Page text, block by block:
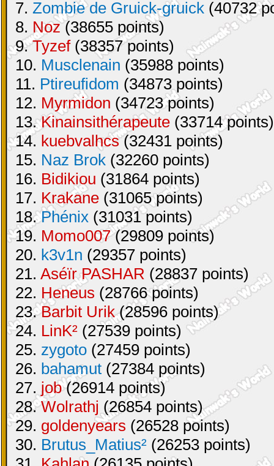
7. Zombie de Gruick-gruick (40732
8. Noz(38655 points)
9.Tyzef(38357 points)
10. Musclenain (35988 points)
11. Ptireufidom (34873 points)
12. Myrmidon (34723 points)
13.Kinainsithérapeute (33714 points)
14. kuebvalhcs(32431 points)
15. Naz Brok (32260 points)
16. Bidikiou (31864 points)
17. Krakane (31065 points)
18.Phénix (31031 points)
19. Momo007(29809 points)
20. k3v1n (29357 points)
21. Aséïr PASHAR (28837 points)
22. Heneus (28766 points)
23.Barbit Urik(28596 points)
24. LinK² (27539 points)
25. zygoto (27459 points)
26. bahamut (27384 points)
27. job(26914 points)
28.Wolrathj (26854 points)
29. goldenyears (26528 points)
30. Brutus_Matius² (26253 points)